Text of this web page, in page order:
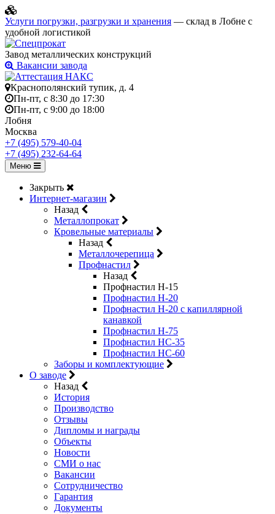
Услуги погрузки, разгрузки и хранения — склад в Лобне с
удобной логистикой
Завод металлических конструкций
Вакансии завода
Краснополянский тупик, д. 4
Пн-пт, с 8:30 до 17:30
Пн-пт, с 9:00 до 18:00
Лобня
Москва
+7 (495) 579-40-04
+7 (495) 232-64-64
Меню
Закрыть
Интернет-магазин
Назад
Металлопрокат
Кровельные материалы
Назад
Металлочерепица
Профнастил
Назад
Профнастил Н-15
Профнастил Н-20
Профнастил Н-20 с капиллярной
канавкой
Профнастил Н-75
Профнастил НС-35
Профнастил НС-60
Заборы и комплектующие
О заводе
Назад
История
Производство
Отзывы
Дипломы и награды
Объекты
Новости
СМИ о нас
Вакансии
Сотрудничество
Гарантия
Документы